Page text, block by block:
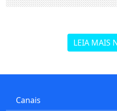
LEIA MAIS
Canais